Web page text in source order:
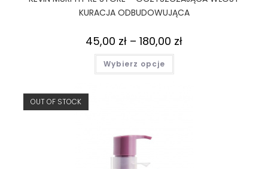
KURACJA ODBUDOWUJĄCA
45,00 zł – 180,00 zł
Wybierz opcje
OUT OF STOCK